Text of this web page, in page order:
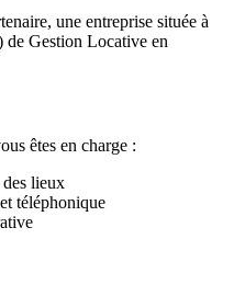
une entreprise située à
de Gestion Locative en
êtes en charge :
des lieux
téléphonique